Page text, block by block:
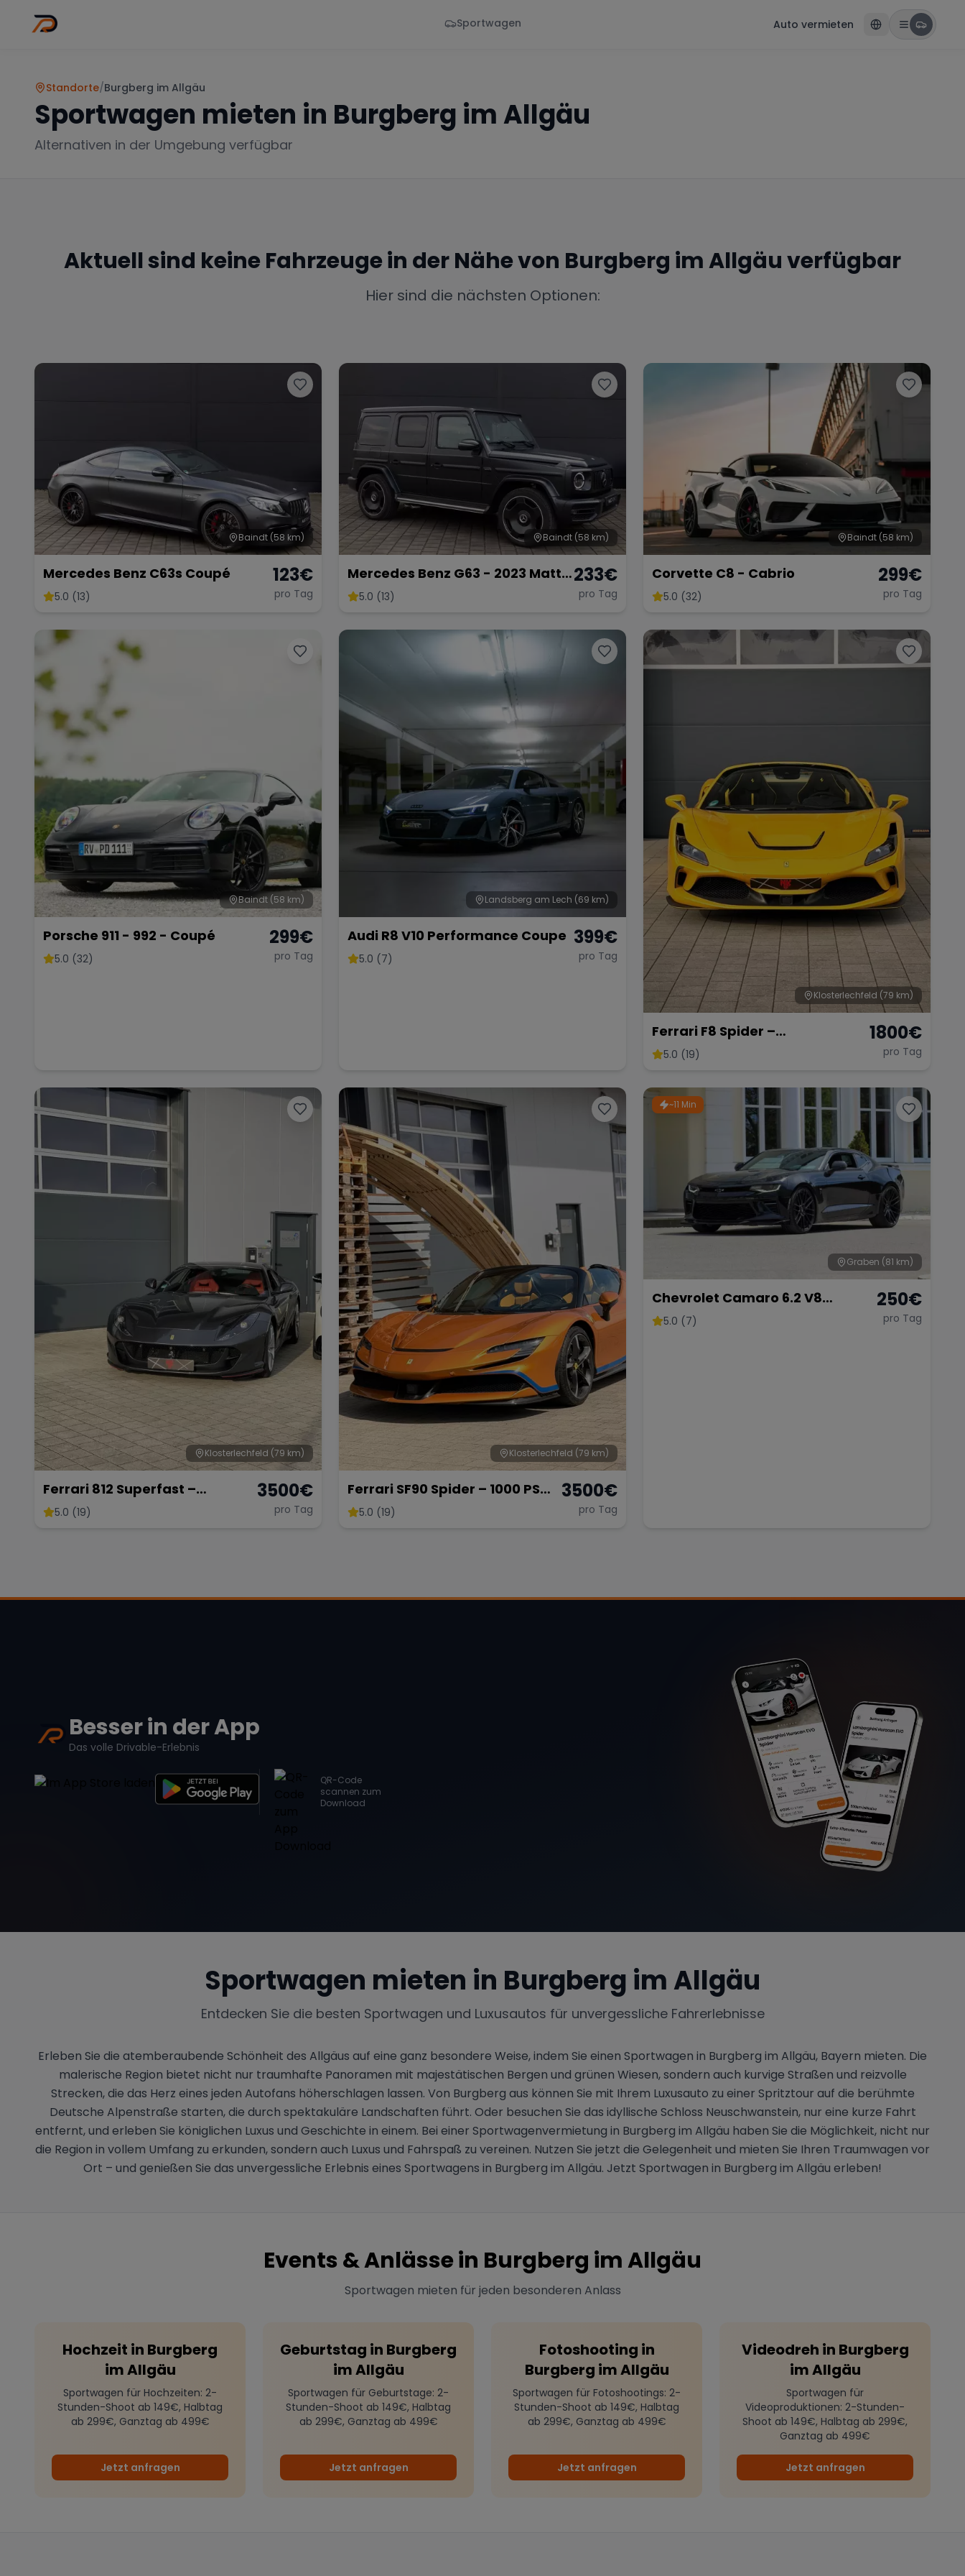
Sportwagen Auto vermieten
Standorte/Burgberg im Allgäu
Sportwagen mieten in Burgberg im Allgäu
Alternativen in der Umgebung verfügbar
Aktuell sind keine Fahrzeuge in der Nähe von Burgberg im Allgäuverfügbar
Hier sind die nächsten Optionen:
Baindt (58 km)
Mercedes Benz C63s Coupé
5.0 (13)
123€
pro Tag
Baindt (58 km)
Mercedes Benz G63 - 2023 Matt
Schwarz
5.0 (13)
233€
pro Tag
Baindt (58 km)
Corvette C8 - Cabrio
5.0 (32)
299€
pro Tag
Baindt (58 km)
Porsche 911 - 992 - Coupé
5.0 (32)
299€
pro Tag
Landsberg am Lech (69 km)
Audi R8 V10 Performance Coupe
5.0 (7)
399€
pro Tag
Klosterlechfeld (79 km)
Ferrari F8 Spider –
Atemberaubendes Cabrio
5.0 (19)
1800€
pro Tag
Klosterlechfeld (79 km)
Ferrari 812 Superfast –
Ultimativer V12-Supersportler
5.0 (19)
3500€
pro Tag
Klosterlechfeld (79 km)
Ferrari SF90 Spider – 1000 PS
Supersportwagen
5.0 (19)
3500€
pro Tag
~11 Min
Graben (81 km)
Chevrolet Camaro 6.2 V8
Customkingz
5.0 (7)
250€
pro Tag
Besser in der App
Das volle Drivable-Erlebnis
QR-Code
scannen zum
Download
Sportwagen mieten in Burgberg im Allgäu
Entdecken Sie die besten Sportwagen und Luxusautos für unvergessliche Fahrerlebnisse
Erleben Sie die atemberaubende Schönheit des Allgäus auf eine ganz besondere Weise, indem Sie einen Sportwagen in Burgberg im Allgäu, Bayern mieten. Die
malerische Region bietet nicht nur traumhafte Panoramen mit majestätischen Bergen und grünen Wiesen, sondern auch kurvige Straßen und reizvolle
Strecken, die das Herz eines jeden Autofans höherschlagen lassen. Von Burgberg aus können Sie mit Ihrem Luxusauto zu einer Spritztour auf die berühmte
Deutsche Alpenstraße starten, die durch spektakuläre Landschaften führt. Oder besuchen Sie das idyllische Schloss Neuschwanstein, nur eine kurze Fahrt
entfernt, und erleben Sie königlichen Luxus und Geschichte in einem. Bei einer Sportwagenvermietung in Burgberg im Allgäu haben Sie die Möglichkeit, nicht nur
die Region in vollem Umfang zu erkunden, sondern auch Luxus und Fahrspaß zu vereinen. Nutzen Sie jetzt die Gelegenheit und mieten Sie Ihren Traumwagen vor
Ort – und genießen Sie das unvergessliche Erlebnis eines Sportwagens in Burgberg im Allgäu. Jetzt Sportwagen in Burgberg im Allgäu erleben!
Events & Anlässe in Burgberg im Allgäu
Sportwagen mieten für jeden besonderen Anlass
Hochzeit in Burgberg
im Allgäu
Sportwagen für Hochzeiten: 2-
Stunden-Shoot ab 149€, Halbtag
ab 299€, Ganztag ab 499€
Jetzt anfragen
Geburtstag in Burgberg
im Allgäu
Sportwagen für Geburtstage: 2-
Stunden-Shoot ab 149€, Halbtag
ab 299€, Ganztag ab 499€
Jetzt anfragen
Fotoshooting in
Burgberg im Allgäu
Sportwagen für Fotoshootings: 2-
Stunden-Shoot ab 149€, Halbtag
ab 299€, Ganztag ab 499€
Jetzt anfragen
Videodreh in Burgberg
im Allgäu
Sportwagen für
Videoproduktionen: 2-Stunden-
Shoot ab 149€, Halbtag ab 299€,
Ganztag ab 499€
Jetzt anfragen